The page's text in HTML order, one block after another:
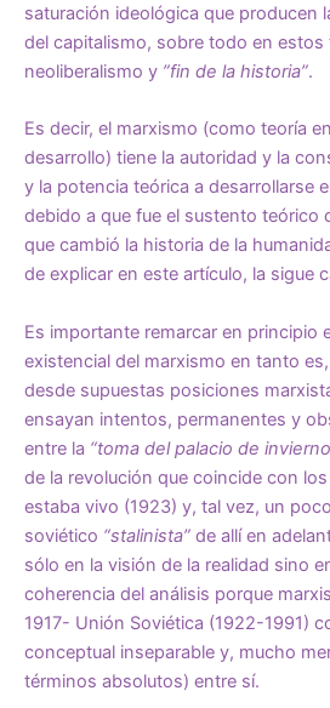
saturación ideológica que producen
del capitalismo, sobre todo en estos
neoliberalismo y ”fin de la historia”.
Es decir, el marxismo (como teoría
desarrollo) tiene la autoridad y la
y la potencia teórica a desarrollarse
debido a que fue el sustento teórico
que cambió la historia de la
de explicar en este artículo, la sigue
Es importante remarcar en principio
existencial del marxismo en tanto
desde supuestas posiciones
ensayan intentos, permanentes y
entre la “toma del palacio de
de la revolución que coincide con
estaba vivo (1923) y, tal vez, un
soviético “stalinista” de allí en
sólo en la visión de la realidad sino
coherencia del análisis porque
1917- Unión Soviética (1922-1991)
conceptual inseparable y, mucho
términos absolutos) entre sí.